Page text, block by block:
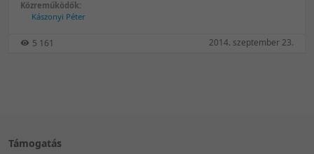
Közreműködők:
Kászonyi Péter
5 161 2014. szeptember 23.
Támogatás